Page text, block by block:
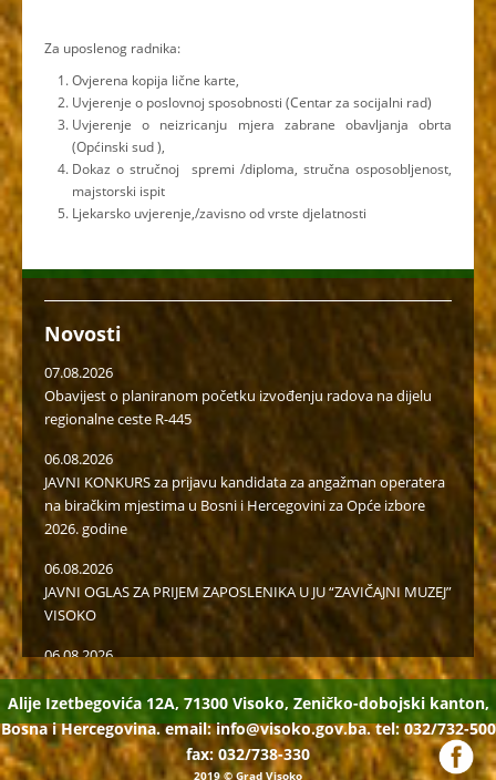
Za uposlenog radnika:
Ovjerena kopija lične karte,
Uvjerenje o poslovnoj sposobnosti (Centar za socijalni rad)
Uvjerenje o neizricanju mjera zabrane obavljanja obrta
(Općinski sud ),
Dokaz o stručnoj spremi /diploma, stručna osposobljenost,
majstorski ispit
Ljekarsko uvjerenje,/zavisno od vrste djelatnosti
Novosti
07.08.2026
Obavijest o planiranom početku izvođenju radova na dijelu
regionalne ceste R-445
06.08.2026
JAVNI KONKURS za prijavu kandidata za angažman operatera
na biračkim mjestima u Bosni i Hercegovini za Opće izbore
2026. godine
06.08.2026
JAVNI OGLAS ZA PRIJEM ZAPOSLENIKA U JU “ZAVIČAJNI MUZEJ”
VISOKO
06.08.2026
Javni poziv za popunu rezervne liste radi učešća u radu u
birački odborima na općim izborima 2026. godine
05.08.2026
Isplaćena novčana podrška za II kvartal proizvođačima
Alije Izetbegovića 12A, 71300 Visoko, Zeničko-dobojski kanton,
Bosna i Hercegovina. email:info@visoko.gov.ba.tel: 032/732-500
fax: 032/738-330
2019© Grad Visoko